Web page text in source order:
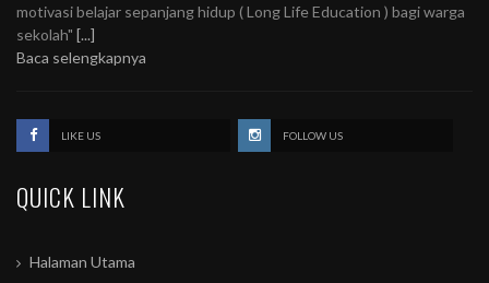
motivasi belajar sepanjang hidup ( Long Life Education ) bagi warga
sekolah" [...]
Baca selengkapnya
LIKE US FOLLOW US
QUICK LINK
Halaman Utama